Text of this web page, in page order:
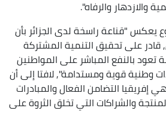
والرفاه".
يعكس "قناعة راسخة لدى الجزائر بأن
قادر على تحقيق التنمية المشتركة
بالنفع المباشر على المواطنين
وطنية قوية ومستدامة", لافتا إلى أن
التضامن الفعال والمبادرات
والشراكات التي تخلق الثروة على